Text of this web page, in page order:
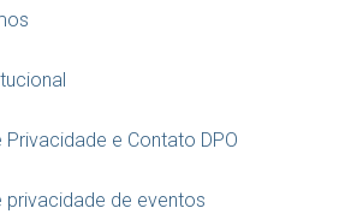
Privacidade e Contato DPO
privacidade de eventos